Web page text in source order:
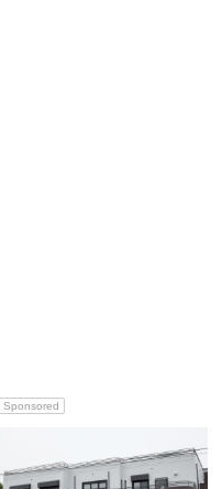
Sponsored